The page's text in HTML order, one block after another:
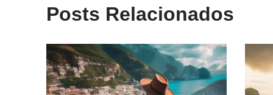
Posts Relacionados